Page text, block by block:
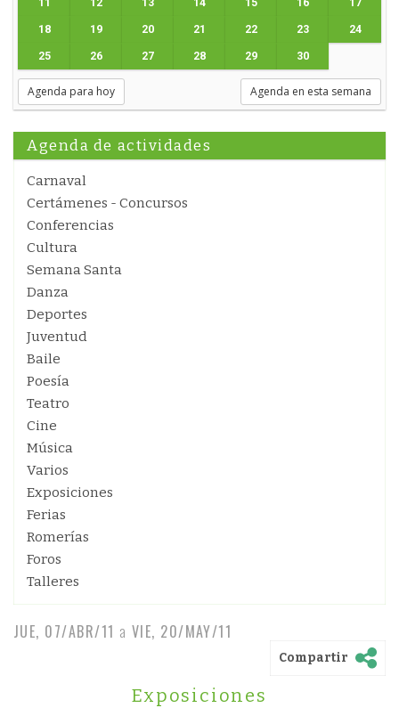
11 12 13 14 15 16 17
18 19 20 21 22 23 24
25 26 27 28 29 30
Agenda para hoy Agenda en esta semana
Agenda de actividades
Carnaval
Certámenes - Concursos
Conferencias
Cultura
Semana Santa
Danza
Deportes
Juventud
Baile
Poesía
Teatro
Cine
Música
Varios
Exposiciones
Ferias
Romerías
Foros
Talleres
JUE, 07/ABR/11 a VIE, 20/MAY/11
Compartir
Exposiciones